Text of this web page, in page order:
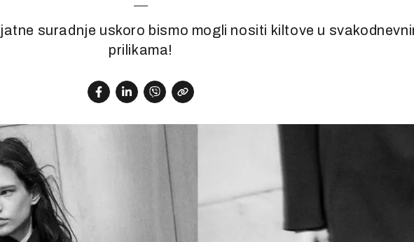
suradnje uskoro bismo mogli nositi kiltove u
prilikama!